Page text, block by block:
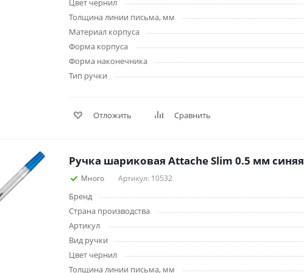
Цвет чернил
Толщина линии письма, мм
Материал корпуса
Форма корпуса
Форма наконечника
Тип ручки
Отложить Сравнить
Ручка шариковая Attache Slim 0.5 мм синяя
Много Артикул: 10532
Бренд
Страна производства
Артикул
Вид ручки
Цвет чернил
Толщина линии письма, мм